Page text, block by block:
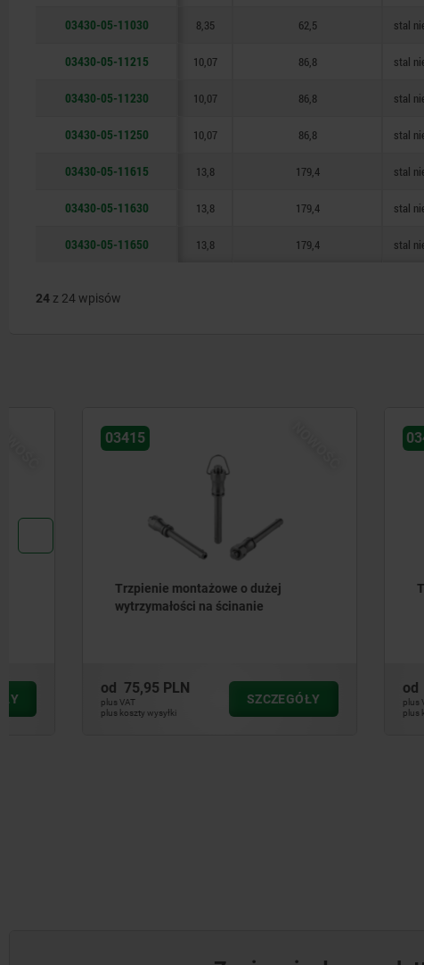
03430-05-11030 8,35 62,5 stal
03430-05-11215 10,07 86,8 stal
03430-05-11230 10,07 86,8 stal
03430-05-11250 10,07 86,8 stal
03430-05-11615 13,8 179,4 stal
03430-05-11630 13,8 179,4 stal
03430-05-11650 13,8 179,4 stal
24 z 24 wpisów
NOWOŚĆ
Trzpienie montażowe o dużej
wytrzymałości na ścinanie
od 75,95 PLN
plus koszty wysyłki
Trzpienie
od 60,51 PLN
plus koszty wysyłki